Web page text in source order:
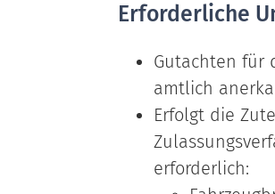
Erforderliche
Gutachten für
amtlich
Erfolgt die
erforderlich: